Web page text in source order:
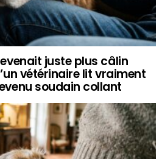
juste plus câlin
vétérinaire lit vraiment
soudain collant